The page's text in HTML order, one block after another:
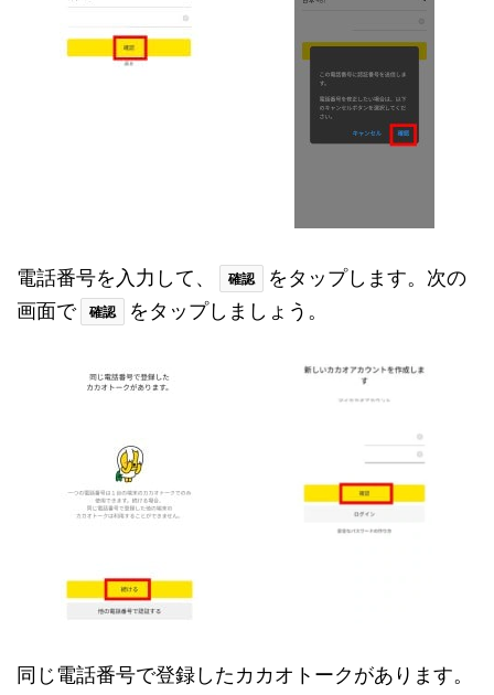
電話番号を入力して、 確認
をタップします。次の
画面で
確認 をタップしましょう。
同じ電話番号で登録したカカオトークがあります。